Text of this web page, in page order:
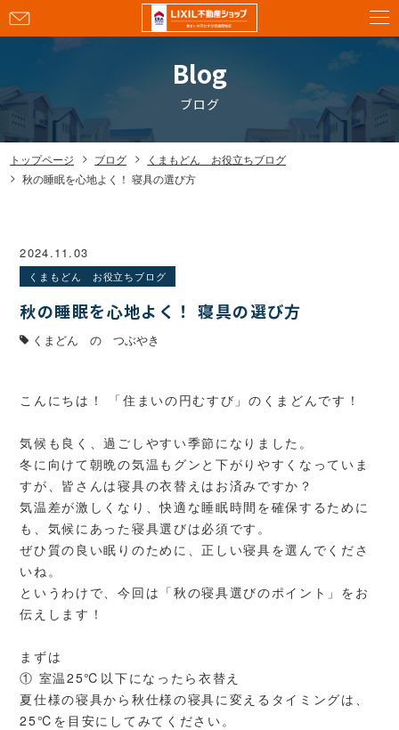
問
せ
Blog
ブログ
トップページ ブログ
くまもどん お役立ちブログ
秋の睡眠を心地よく！ 寝具の選び方
2024.11.03
くまもどん お役立ちブログ
秋の睡眠を心地よく！ 寝具の選び方
くまどん の つぶやき
こんにちは！ 「住まいの円むすび」のくまどんです！
気候も良く、過ごしやすい季節になりました。
冬に向けて朝晩の気温もグンと下がりやすくなっていま
すが、皆さんは寝具の衣替えはお済みですか？
気温差が激しくなり、快適な睡眠時間を確保するために
も、気候にあった寝具選びは必須です。
ぜひ質の良い眠りのために、正しい寝具を選んでくださ
いね。
というわけで、今回は「秋の寝具選びのポイント」をお
伝えします！
まずは
① 室温25℃以下になったら衣替え
夏仕様の寝具から秋仕様の寝具に変えるタイミングは、
25℃を目安にしてみてください。